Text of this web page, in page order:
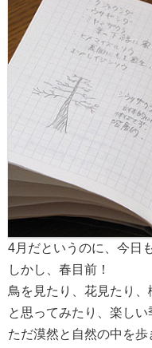
4月だというのに、今日
しかし、春目前！
鳥を見たり、花見たり、
と思ってみたり、楽しい
ただ漠然と自然の中を